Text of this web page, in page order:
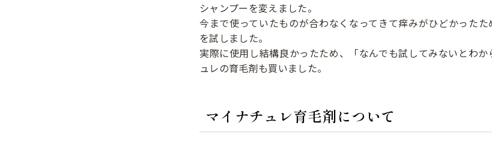
シャンプーを変えました。
今まで使っていたものが合わなくなってきて痒みがひどかった
を試しました。
実際に使用し結構良かったため、「なんでも試してみないとわ
ュレの育毛剤も買いました。
マイナチュレ育毛剤について